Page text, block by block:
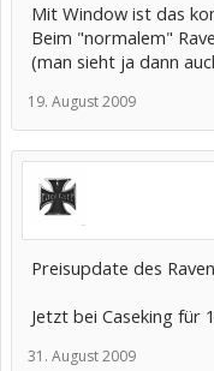
Mit Window ist das
Beim "normalem"
(man sieht ja dann
19. August 2009
Preisupdate des Raven
Jetzt bei Caseking für
31. August 2009